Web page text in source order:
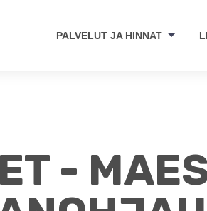
PALVELUT JA HINNAT
-